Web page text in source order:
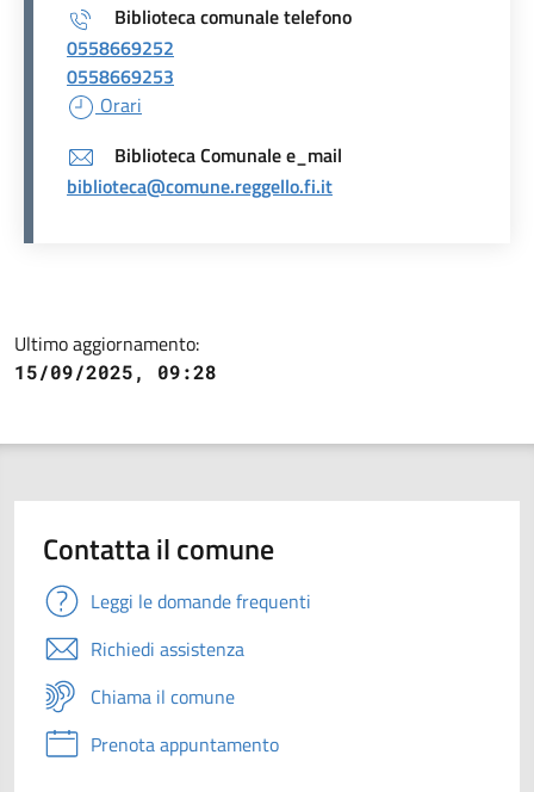
Biblioteca comunale telefono
0558669252
0558669253
Orari
Biblioteca Comunale e_mail
biblioteca@comune.reggello.fi.it
Ultimo aggiornamento:
15/09/2025, 09:28
Contatta il comune
Leggi le domande frequenti
Richiedi assistenza
Chiama il comune
Prenota appuntamento